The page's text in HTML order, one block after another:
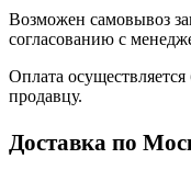
Возможен самовывоз
согласованию с
Оплата
продавцу.
Доставка по